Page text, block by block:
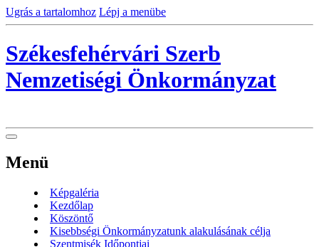
Ugrás a tartalomhoz Lépj a menübe
Székesfehérvári Szerb
Nemzetiségi Önkormányzat
Menü
Képgaléria
Kezdőlap
Köszöntő
Kisebbségi Önkormányzatunk alakulásának célja
Szentmisék Időpontjai